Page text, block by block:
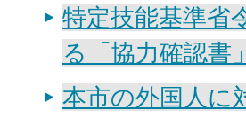
特定技能基準省
る「協力確認書
本市の外国人に